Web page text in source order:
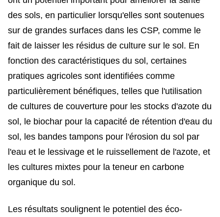
des sols, en particulier lorsqu'elles sont soutenues
sur de grandes surfaces dans les CSP, comme le
fait de laisser les résidus de culture sur le sol. En
fonction des caractéristiques du sol, certaines
pratiques agricoles sont identifiées comme
particulièrement bénéfiques, telles que l'utilisation
de cultures de couverture pour les stocks d'azote du
sol, le biochar pour la capacité de rétention d'eau du
sol, les bandes tampons pour l'érosion du sol par
l'eau et le lessivage et le ruissellement de l'azote, et
les cultures mixtes pour la teneur en carbone
organique du sol.
Les résultats soulignent le potentiel des éco-